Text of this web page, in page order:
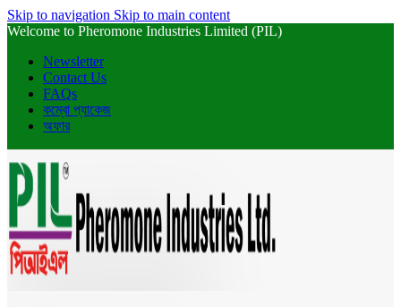
Skip to navigation Skip to main content
Welcome to Pheromone Industries Limited (PIL)
Newsletter
Contact Us
FAQs
কম্বো প্যাকেজ
অফার